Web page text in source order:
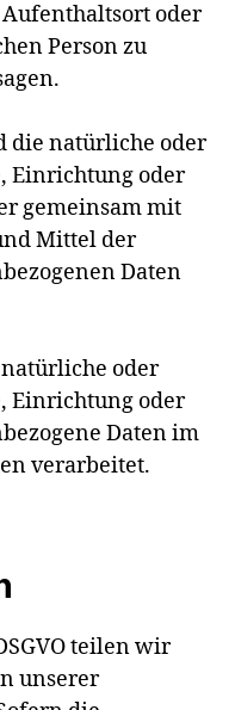
oder
Person zu
die natürliche oder
Einrichtung oder
gemeinsam mit
Mittel der
Daten
oder
Einrichtung oder
Daten im
verarbeitet.
teilen wir
unserer